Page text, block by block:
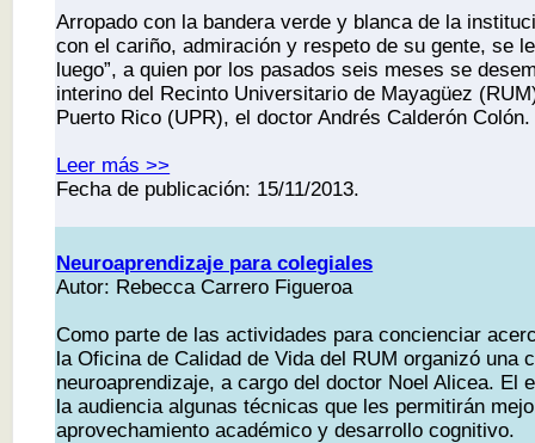
Arropado con la bandera verde y blanca de la
con el cariño, admiración y respeto de su gente, se
luego”, a quien por los pasados seis meses se
interino del Recinto Universitario de Mayagüez
Puerto Rico (UPR), el doctor Andrés Calderón Colón.
Leer más >>
Fecha de publicación: 15/11/2013.
Neuroaprendizaje para colegiales
Autor: Rebecca Carrero Figueroa
Como parte de las actividades para concienciar
la Oficina de Calidad de Vida del RUM organizó una
neuroaprendizaje, a cargo del doctor Noel Alicea. El
la audiencia algunas técnicas que les permitirán
aprovechamiento académico y desarrollo cognitivo.